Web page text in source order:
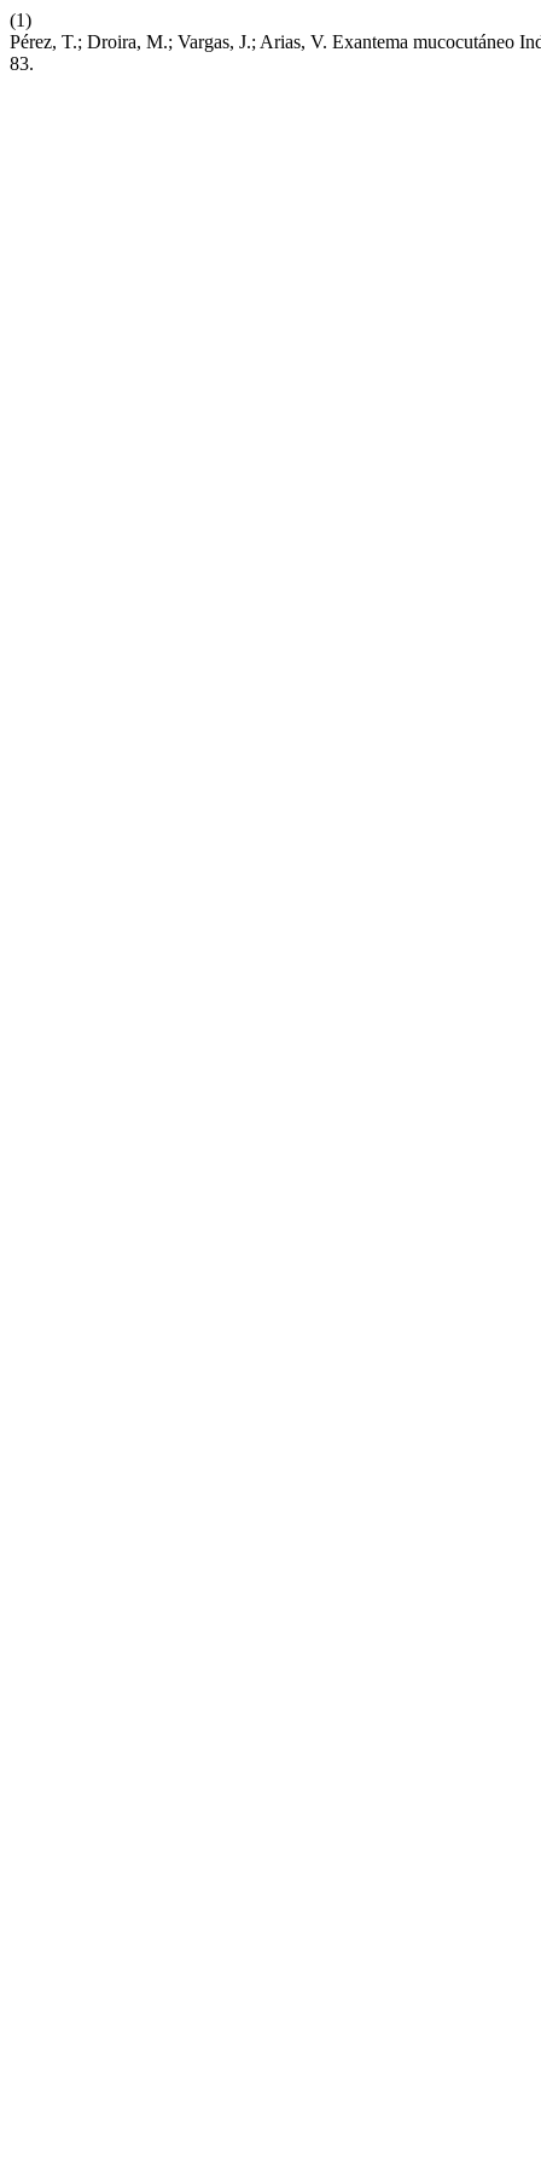
(1)
Pérez, T.; Droira, M.; Vargas, J.; Arias, V. Exantema mucocutáneo
83.